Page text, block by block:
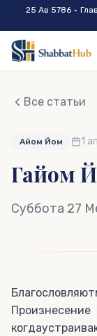
Skip to main
25 Ав 5786 •
Все статьи
Айом Йом 1
Гайом
Суббота 27